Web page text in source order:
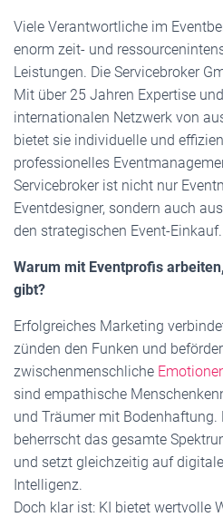
Viele Verantwortliche im
enorm zeit- und
Leistungen. Die Servicebroker
Mit über 25 Jahren Expertise
internationalen Netzwerk von
bietet sie individuelle und
professionelles
Servicebroker ist nicht nur
Eventdesigner, sondern auch
den strategischen Event-Einkauf.
Warum mit Eventprofis
gibt?
Erfolgreiches Marketing
zünden den Funken und
zwischenmenschliche
sind empathische
und Träumer mit Bodenhaftung.
beherrscht das gesamte
und setzt gleichzeitig auf
Intelligenz.
Doch klar ist: KI bietet wertvolle